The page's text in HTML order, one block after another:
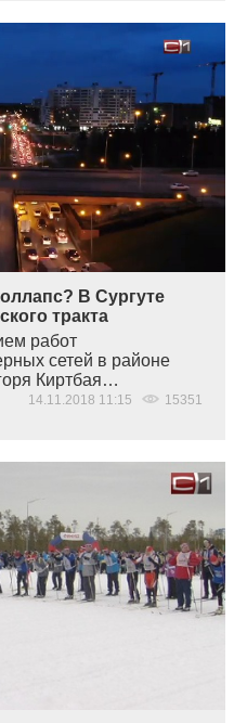
В Сургуте
тракта
работ
сетей в районе
Киртбая…
14.11.2018 11:15 15351